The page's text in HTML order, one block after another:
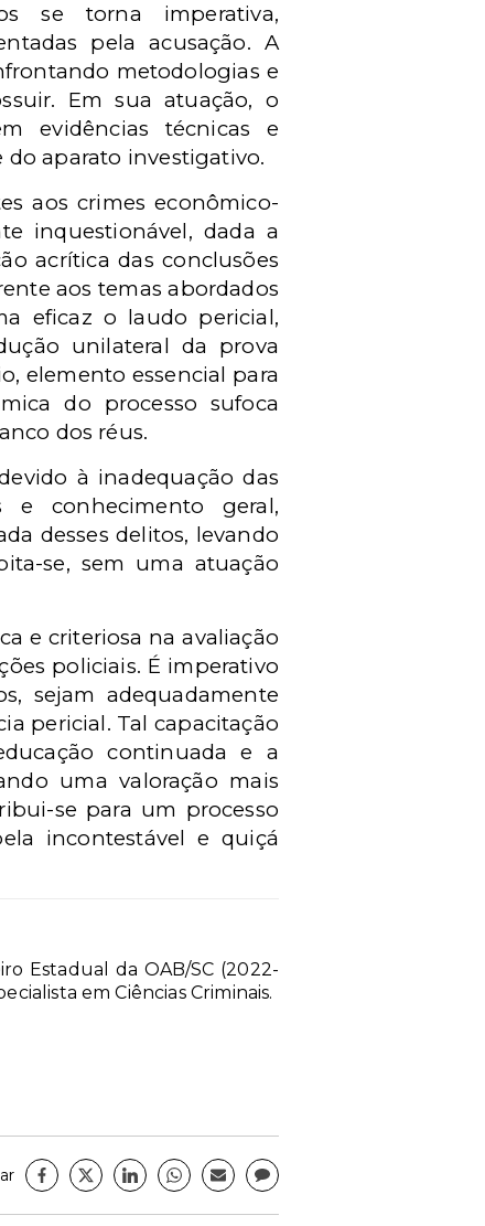
se torna imperativa,
pela acusação. A
metodologias e
Em sua atuação, o
evidências técnicas e
do aparato investigativo.
aos crimes econômico-
inquestionável, dada a
acrítica das conclusões
aos temas abordados
eficaz o laudo pericial,
unilateral da prova
elemento essencial para
do processo sufoca
dos réus.
à inadequação das
e conhecimento geral,
desses delitos, levando
se, sem uma atuação
e criteriosa na avaliação
policiais. É imperativo
sejam adequadamente
pericial. Tal capacitação
continuada e a
uma valoração mais
se para um processo
incontestável e quiçá
Estadual da OAB/SC (2022-
em Ciências Criminais.